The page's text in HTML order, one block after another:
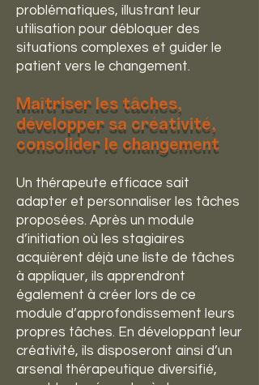
problématiques, illustrant leur
utilisation pour débloquer des
situations complexes et guider le
patient vers le changement.
Maîtriser les tâches,
développer sa créativité,
consolider le changement
Un thérapeute efficace sait
adapter et personnaliser les tâches
proposées. Après un module
d’initiation où les stagiaires
acquièrent déjà une liste de tâches
à appliquer, ils apprendront
également à créer lors de ce
module d’approfondissement leurs
propres tâches. En développant leur
créativité, ils disposeront ainsi d’un
arsenal thérapeutique diversifié,